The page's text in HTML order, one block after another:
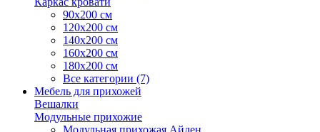
90х200 см
120х200 см
140х200 см
160х200 см
180х200 см
Все категории (7)
Мебель для прихожей
Вешалки
Модульные прихожие
Модульная прихожая Айден